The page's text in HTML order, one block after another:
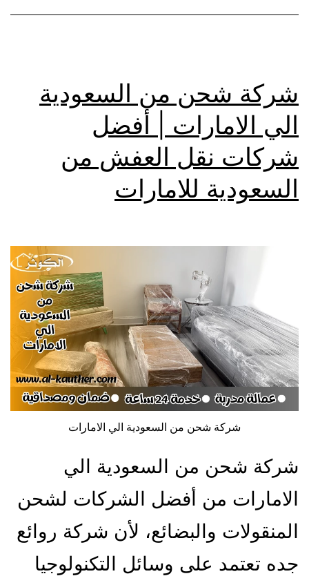
شركة شحن من السعودية
الي الامارات | أفضل
شركات نقل العفش من
السعودية للامارات
شركة شحن من السعودية الي الامارات
شركة شحن من السعودية الي
الامارات من أفضل الشركات لشحن
المنقولات والبضائع، لأن شركة روائع
جده تعتمد على وسائل التكنولوجيا